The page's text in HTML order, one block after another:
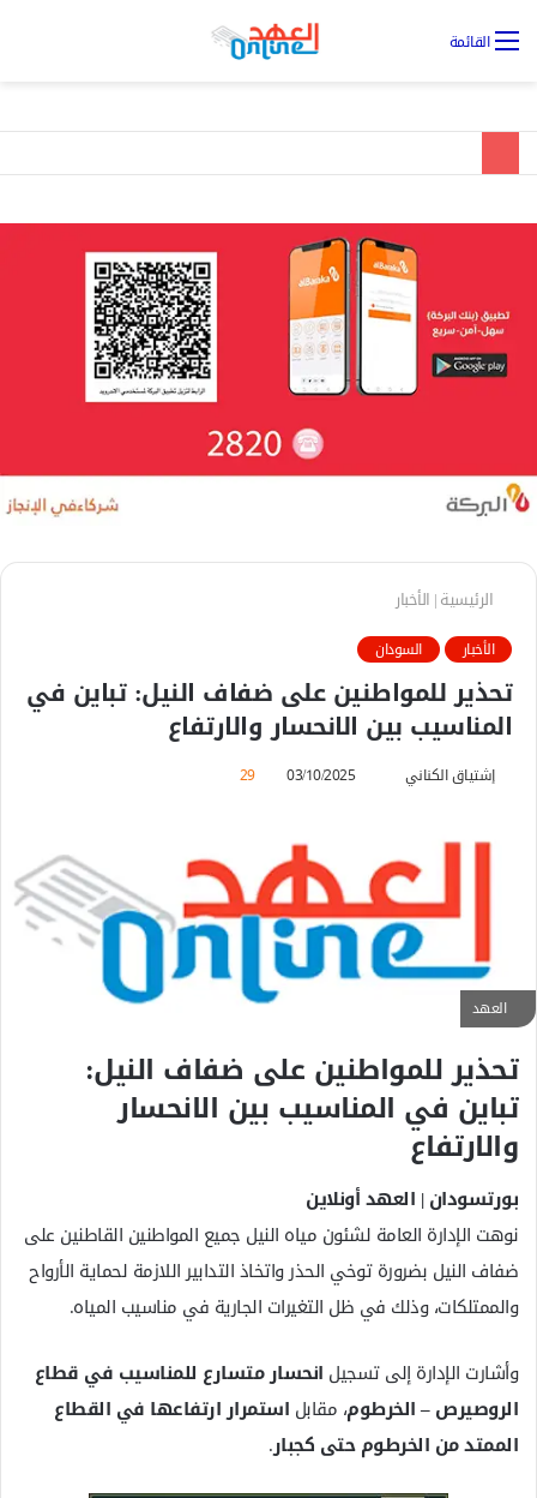
القائمة
الرئيسية| الأخبار
الأخبار السودان
تحذير للمواطنين على ضفاف النيل: تباين في
المناسيب بين الانحسار والارتفاع
إشتياق الكناني
ل
ب
ر
د
ل
ك
ت
ن
ي
ا
03/10/2025
29
العهد
تحذير للمواطنين على ضفاف النيل:
تباين في المناسيب بين الانحسار
والارتفاع
بورتسودان | العهد أونلاين
نوهت الإدارة العامة لشئون مياه النيل جميع المواطنين القاطنين على
ضفاف النيل بضرورة توخي الحذر واتخاذ التدابير اللازمة لحماية الأرواح
والممتلكات، وذلك في ظل التغيرات الجارية في مناسيب المياه.
وأشارت الإدارة إلى تسجيل انحسار متسارع للمناسيب في قطاع
الروصيرص – الخرطوم، مقابل استمرار ارتفاعها في القطاع
الممتد من الخرطوم حتى كجبار.